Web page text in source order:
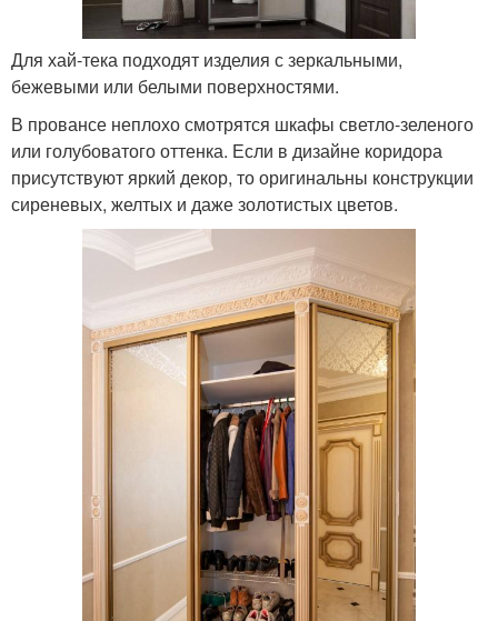
Для хай-тека подходят изделия с зеркальными,
бежевыми или белыми поверхностями.
В провансе неплохо смотрятся шкафы светло-зеленого
или голубоватого оттенка. Если в дизайне коридора
присутствуют яркий декор, то оригинальны конструкции
сиреневых, желтых и даже золотистых цветов.